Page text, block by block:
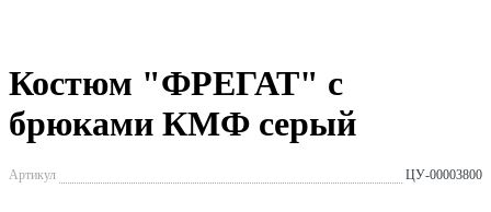
Костюм "ФРЕГАТ" с
брюками КМФ серый
Артикул ЦУ-00003800